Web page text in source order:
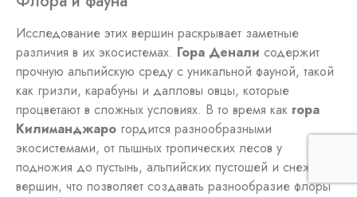
Исследование этих вершин раскрывает заметные
различия в их экосистемах. Гора Денали содержит
прочную альпийскую среду с уникальной фауной, такой
как гризли, карабуны и далловы овцы, которые
процветают в сложных условиях. В то время как гора
Килиманджаро гордится разнообразными
экосистемами, от пышных тропических лесов у
подножия до пустынь, альпийских пустошей и снежных
вершин, что позволяет создавать разнообразие флоры